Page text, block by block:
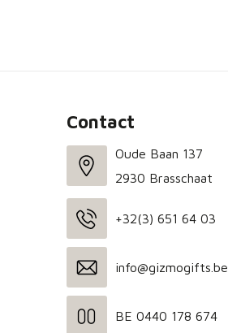
Contact
Oude Baan 137
2930 Brasschaat
+32(3) 651 64 03
info@gizmogifts.be
BE 0440 178 674